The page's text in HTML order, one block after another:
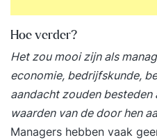
een 5-strippenkaart
uur) bij docent Linda de
coachvragen staan hierbij
kosten bedragen € 650.
begin van de opleiding
opleidingsadviseur. Na
hbo opleiding
Hoe verder?
Het zou mooi zijn als
economie, bedrijfskunde,
aandacht zouden besteden
waarden van de door hen
Managers hebben vaak